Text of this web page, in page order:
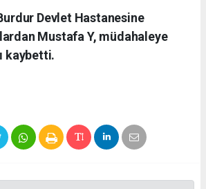
Devlet Hastanesine
Mustafa Y, müdahaleye
kaybetti.